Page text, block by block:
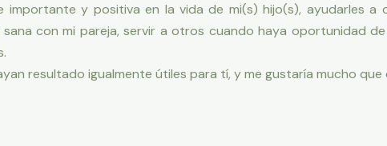
importante y positiva en la vida de mi(s) hijo(s), ayudarles a
sana con mi pareja, servir a otros cuando haya oportunidad
resultado igualmente útiles para tí, y me gustaría mucho